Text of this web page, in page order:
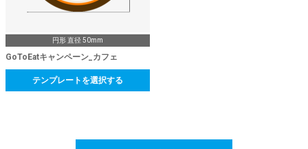
円形 直径 50mm
GoToEatキャンペーン_カフェ
テンプレートを選択する